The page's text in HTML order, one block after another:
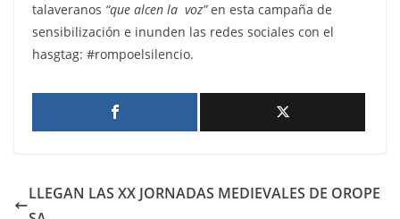
talaveranos “que alcen la voz”en esta campaña de
sensibilización e inunden las redes sociales con el
hasgtag: #rompoelsilencio.
LLEGAN LAS XX JORNADAS MEDIEVALES DE OROPE